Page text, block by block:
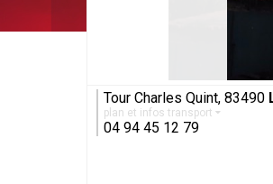
Tour Charles Quint, 83490
plan et infos transport
04 94 45 12 79